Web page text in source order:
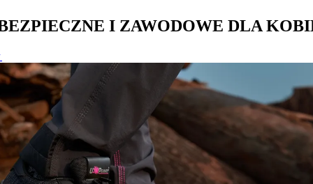
I ZAWODOWE DLA